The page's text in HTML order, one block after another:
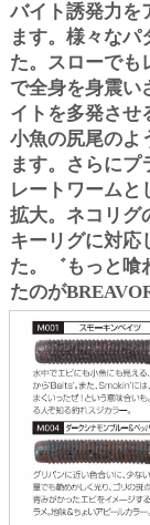
バイト誘発力を
ます。様々な
た。スローでも
で全身を身震い
イトを多発させ
小魚の尻尾のよ
ます。さらに
レートワームと
拡大。ネコリグ
キーリグに対応
た。゛もっと喰
たのが